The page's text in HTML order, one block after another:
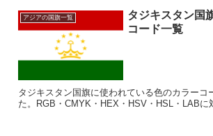
アジアの国旗一覧
タジキスタン国
コード一覧
タジキスタン国旗に使われている色のカラーコ
た。RGB・CMYK・HEX・HSV・HSL・LABに